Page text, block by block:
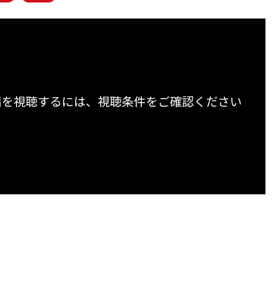
視聴するには、視聴条件をご確認ください